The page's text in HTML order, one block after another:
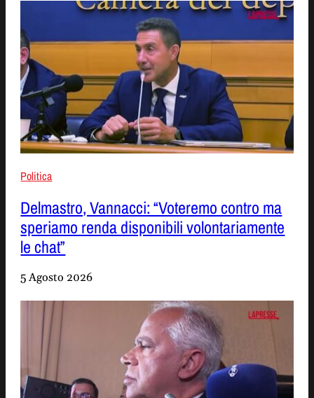
Politica
Delmastro, Vannacci: “Voteremo contro ma
speriamo renda disponibili volontariamente
le chat”
5 Agosto 2026